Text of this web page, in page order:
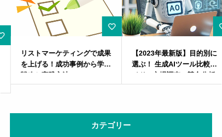
リストマーケティングで成果
を上げる！成功事例から学ぶ
戦略と実践方法
【2023年最新版】目的別に
選ぶ！ 生成AIツール比較ガ
イド：市場調査・競合分析・
SEO対策… 成功事例と共に
カテゴリー